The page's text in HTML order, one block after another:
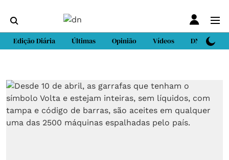
Edição Diária Últimas Opinião Vídeos DN Sport